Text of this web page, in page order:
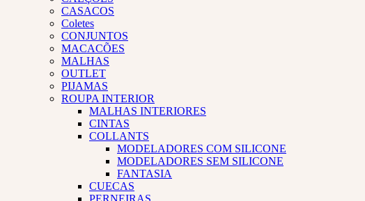
CASACOS
Coletes
CONJUNTOS
MACACÕES
MALHAS
OUTLET
PIJAMAS
ROUPA INTERIOR
MALHAS INTERIORES
CINTAS
COLLANTS
MODELADORES COM SILICONE
MODELADORES SEM SILICONE
FANTASIA
CUECAS
PERNEIRAS